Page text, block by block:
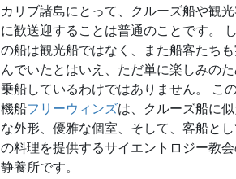
カリブ諸島にとって、クルーズ船や観
に歓送迎することは普通のことです。
の船は観光船ではなく、また船客たち
んでいたとはいえ、ただ単に楽しみの
乗船しているわけではありません。 こ
機船フリーウィンズは、クルーズ船に
な外形、優雅な個室、そして、客船と
の料理を提供するサイエントロジー教
静養所です。